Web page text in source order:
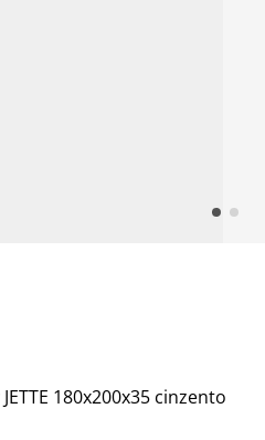
180x200x35 cinzento